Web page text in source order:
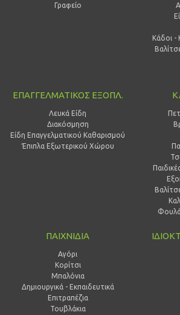
Γραφείο
Κάδοι -
ΕΠΑΓΓΕΛΜΑΤΙΚΟΣ ΕΞΟΠΛ.
Λευκά Είδη
Διακόσμηση
Είδη Επαγγελματικού Καθαρισμού
Έπιπλα Εξωτερικού Χώρου
ΠΑΙΧΝΙΔΙΑ
Αγόρι
Κορίτσι
Μπαλόνια
Δημιουργικά - Εκπαιδευτικά
Επιτραπέζια
Τουβλάκια